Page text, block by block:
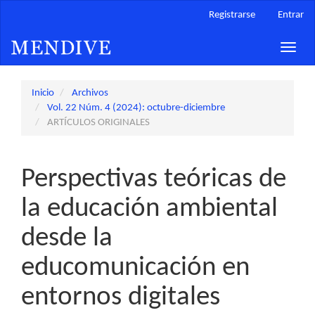
principal
Barra
Registrarse Entrar
Toggle
Inicio
Archivos
Vol. 22 Núm. 4 (2024): octubre-diciembre
ARTÍCULOS ORIGINALES
Perspectivas teóricas de
la educación ambiental
desde la
educomunicación en
entornos digitales